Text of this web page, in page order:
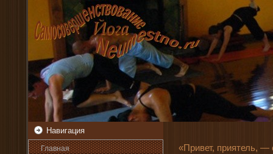
Навигация
Главная
«Привет, приятель,